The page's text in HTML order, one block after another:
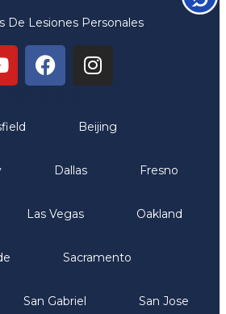
De Lesiones Personales
Beijing
Dallas Fresno
Las Vegas Oakland
Sacramento
San Gabriel San Jose